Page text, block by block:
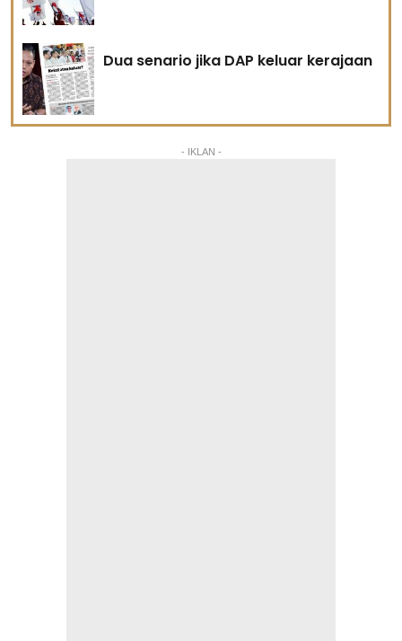
Dua senario jika DAP keluar kerajaan
- IKLAN -